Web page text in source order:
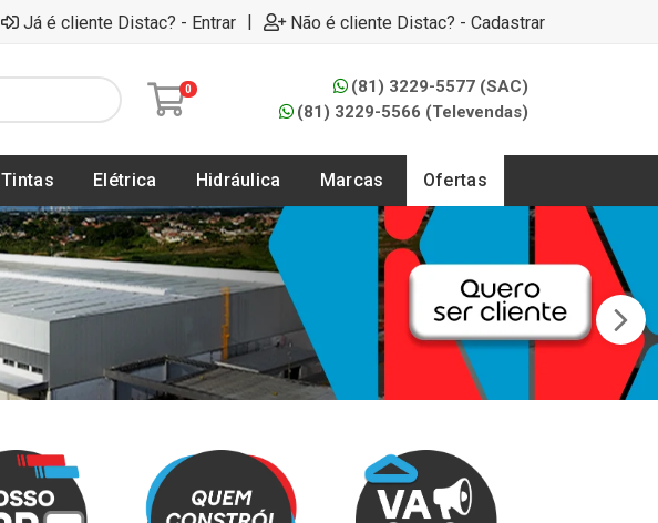
Já é cliente Distac? - Entrar | Não é cliente Distac? - Cadastrar
0
(81) 3229-5577 (SAC)
(81) 3229-5566 (Televendas)
Tintas Elétrica Hidráulica Marcas Ofertas